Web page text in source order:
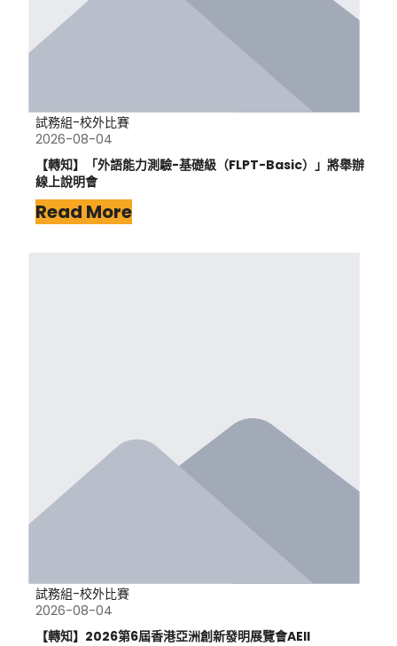
試務組-校外比賽
2026-08-04
【轉知】「外語能力測驗-基礎級（FLPT-Basic）」將舉辦
線上說明會
Read More
試務組-校外比賽
2026-08-04
【轉知】2026第6屆香港亞洲創新發明展覽會AEII